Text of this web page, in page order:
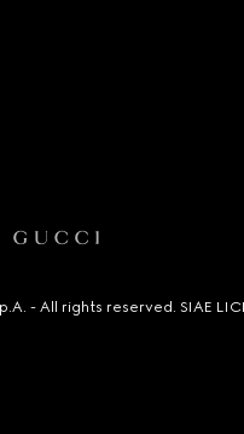
- All rights reserved. SIAE